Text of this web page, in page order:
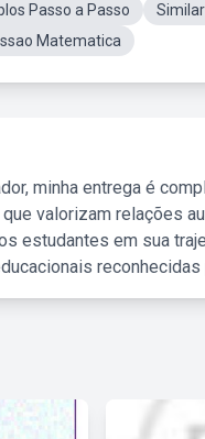
Passo a Passo
Matematica
minha entrega é
valorizam relações
estudantes em sua